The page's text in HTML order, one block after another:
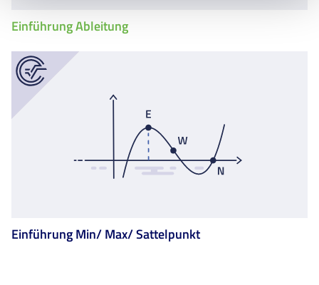
Einführung Ableitung
Einführung Min/ Max/ Sattelpunkt